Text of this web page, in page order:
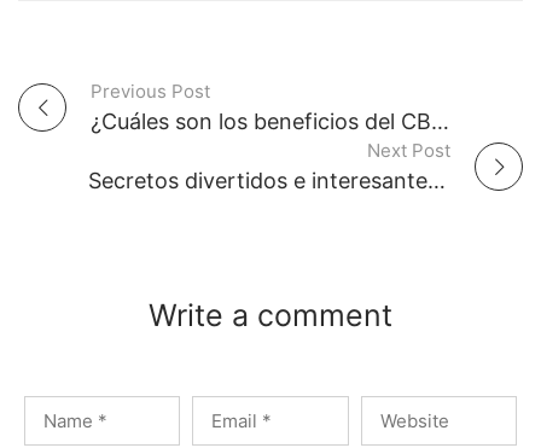
P
Previous Post
¿Cuáles son los beneficios del CBD para la ansiedad?
Next Post
Secretos divertidos e interesantes del Tarot que puedes usar para predecir tu futuro
Write a comment